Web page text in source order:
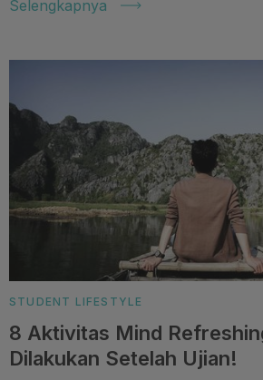
Selengkapnya
STUDENT LIFESTYLE
8 Aktivitas Mind
Dilakukan Setelah Ujian!